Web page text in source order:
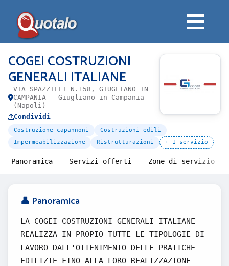
COGEI COSTRUZIONI
GENERALI ITALIANE
VIA SPAZZILLI N.158, GIUGLIANO IN
CAMPANIA - Giugliano in Campania
(Napoli)
Condividi
Costruzione capannoni
Costruzioni edili
Impermeabilizzazione
Ristrutturazioni + 1 servizio
Panoramica Servizi offerti Zone di servizio
👤 Panoramica
LA COGEI COSTRUZIONI GENERALI ITALIANE
REALIZZA IN PROPIO TUTTE LE TIPOLOGIE DI
LAVORO DALL'OTTENIMENTO DELLE PRATICHE
EDILIZIE FINO ALLA LORO REALIZZAZIONE